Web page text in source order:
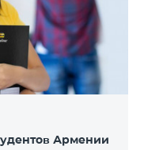
Армении